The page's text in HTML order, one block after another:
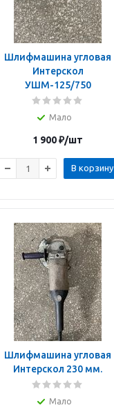
Шлифмашина угловая
Интерскол
УШМ-125/750
Мало
1 900₽/шт
В корзину
Шлифмашина угловая
Интерскол 230 мм.
Мало